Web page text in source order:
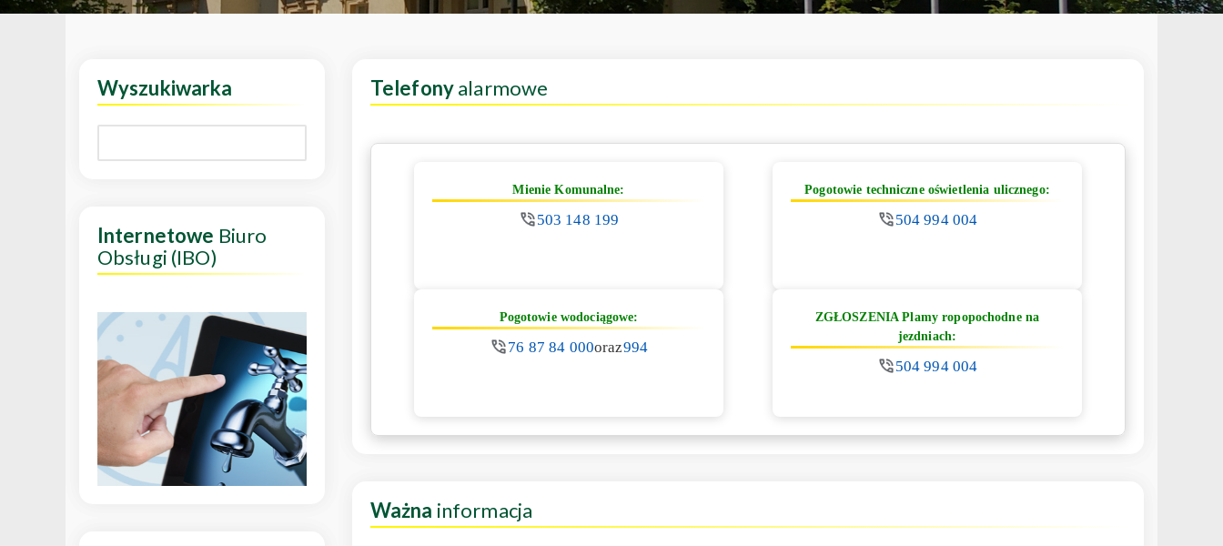
Telefonyalarmowe
Mienie Komunalne:
503 148 199
Pogotowie techniczne oświetlenia ulicznego:
504 994 004
Pogotowie wodociągowe:
76 87 84 000oraz994
ZGŁOSZENIA Plamy ropopochodne na
jezdniach:
504 994 004
Ważna informacja
Wyszukiwarka
Internetowe Biuro
Obsługi (IBO)